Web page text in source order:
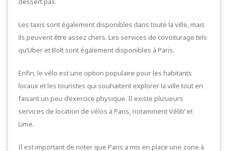
Les taxis sont également disponibles dans toute la ville, mais
ils peuvent être assez chers. Les services de covoiturage tels
qu’Uber et Bolt sont également disponibles à Paris.
Enfin, le vélo est une option populaire pour les habitants
locaux et les touristes qui souhaitent explorer la ville tout en
faisant un peu d’exercice physique. Il existe plusieurs
services de location de vélos à Paris, notamment Vélib’ et
Lime.
Il est important de noter que Paris a mis en place une zone à